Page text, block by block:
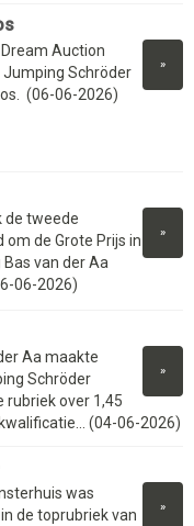
»
Dream Auction
Jumping Schröder
(06-06-2026)
»
de tweede
om de Grote Prijs in
van der Aa
06-2026)
»
Aa maakte
Schröder
rubriek over 1,45
(04-06-2026)
»
was
de toprubriek van